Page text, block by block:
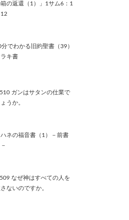
の返還（1）」1サム6：1
12
分でわかる旧約聖書（39）
キ書
ガンはサタンの仕業で
うか。
ハネの福音書（1）－前書
なぜ神はすべての人を
ないのですか。